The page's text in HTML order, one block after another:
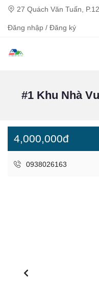
27 Quách Văn Tuấn,
Đăng nhập / Đăng ký
#1 Khu Nhà
4,000,000đ
0938026163